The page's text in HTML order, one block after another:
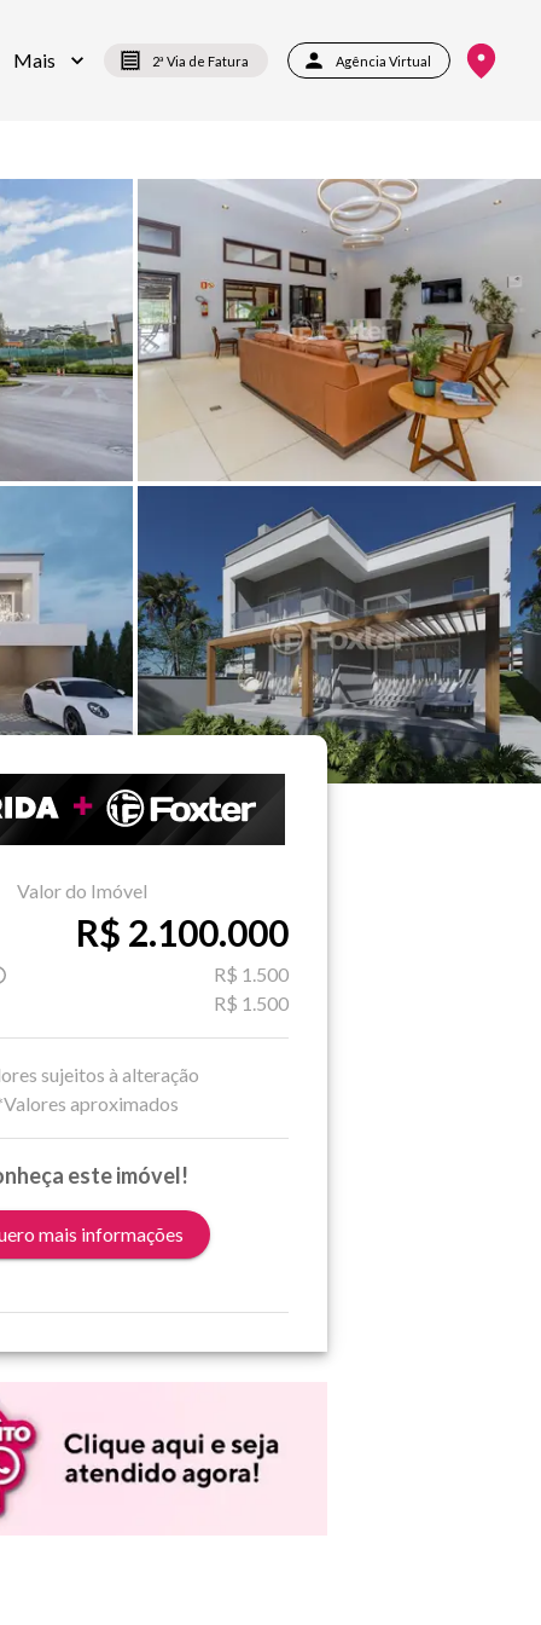
Mais 2ª Via de Fatura Agência Virtual
Valor do Imóvel
R$ 2.100.000
R$ 1.500
R$ 1.500
sujeitos à alteração
aproximados
este imóvel!
mais informações